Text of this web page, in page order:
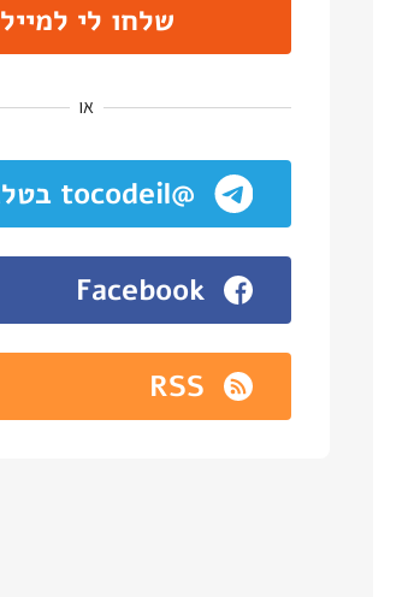
שלחו לי למייל
או
@tocodeil בטלגרם
Facebook
RSS